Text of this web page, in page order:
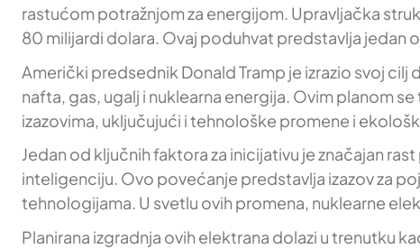
rastućom potražnjom za energijom. Upravljačka
80 milijardi dolara. Ovaj poduhvat predstavlja jedan
Američki predsednik Donald Tramp je izrazio svoj cilj
nafta, gas, ugalj i nuklearna energija. Ovim planom
izazovima, uključujući i tehnološke promene i
Jedan od ključnih faktora za inicijativu je značajan
inteligenciju. Ovo povećanje predstavlja izazov za
tehnologijama. U svetlu ovih promena, nuklearne
Planirana izgradnja ovih elektrana dolazi u trenutku